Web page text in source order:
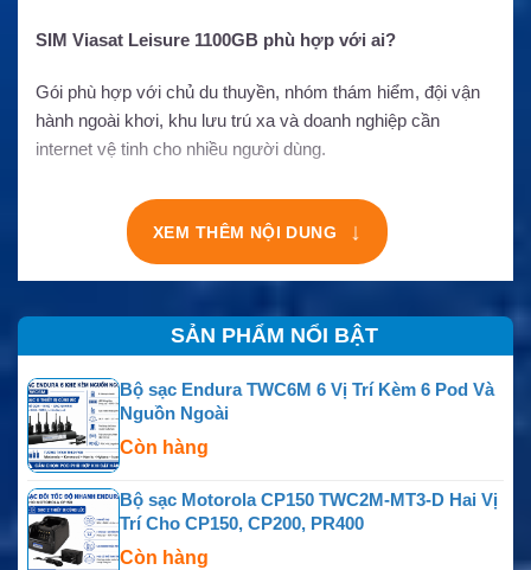
SIM Viasat Leisure 1100GB phù hợp với ai?
Gói phù hợp với chủ du thuyền, nhóm thám hiểm, đội vận
hành ngoài khơi, khu lưu trú xa và doanh nghiệp cần
internet vệ tinh cho nhiều người dùng.
XEM THÊM NỘI DUNG ↓
SẢN PHẨM NỔI BẬT
Bộ sạc Endura TWC6M 6 Vị Trí Kèm 6 Pod Và
Nguồn Ngoài
Còn hàng
Bộ sạc Motorola CP150 TWC2M-MT3-D Hai Vị
Trí Cho CP150, CP200, PR400
Còn hàng